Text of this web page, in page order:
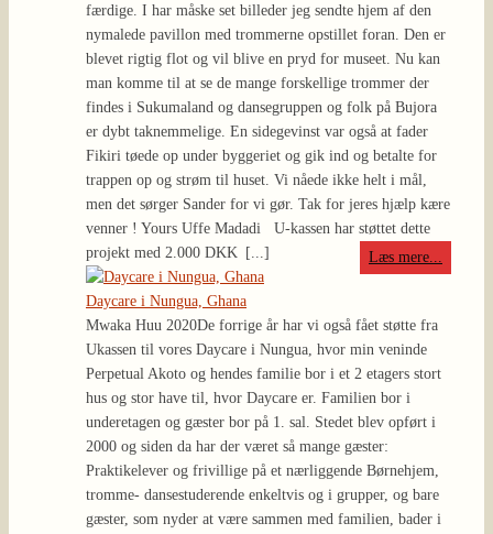
færdige. I har måske set billeder jeg sendte hjem af den
nymalede pavillon med trommerne opstillet foran. Den er
blevet rigtig flot og vil blive en pryd for museet. Nu kan
man komme til at se de mange forskellige trommer der
findes i Sukumaland og dansegruppen og folk på Bujora
er dybt taknemmelige. En sidegevinst var også at fader
Fikiri tøede op under byggeriet og gik ind og betalte for
trappen op og strøm til huset. Vi nåede ikke helt i mål,
men det sørger Sander for vi gør. Tak for jeres hjælp kære
venner ! Yours Uffe Madadi U-kassen har støttet dette
projekt med 2.000 DKK [...] Læs mere...
Daycare i Nungua, Ghana
Mwaka Huu 2020De forrige år har vi også fået støtte fra
Ukassen til vores Daycare i Nungua, hvor min veninde
Perpetual Akoto og hendes familie bor i et 2 etagers stort
hus og stor have til, hvor Daycare er. Familien bor i
underetagen og gæster bor på 1. sal. Stedet blev opført i
2000 og siden da har der været så mange gæster:
Praktikelever og frivillige på et nærliggende Børnehjem,
tromme- dansestuderende enkeltvis og i grupper, og bare
gæster, som nyder at være sammen med familien, bader i